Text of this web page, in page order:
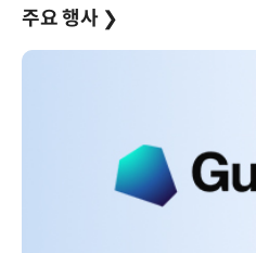
주요 행사 ❯